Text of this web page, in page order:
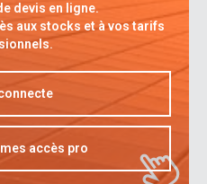
devis en ligne.
aux stocks et à vos tarifs
accès pro